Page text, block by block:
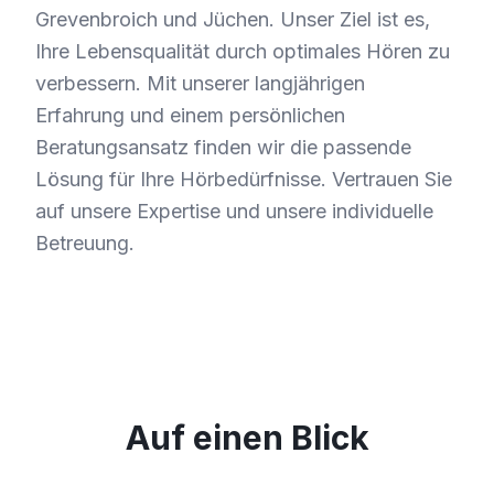
Grevenbroich und Jüchen. Unser Ziel ist es,
Ihre Lebensqualität durch optimales Hören zu
verbessern. Mit unserer langjährigen
Erfahrung und einem persönlichen
Beratungsansatz finden wir die passende
Lösung für Ihre Hörbedürfnisse. Vertrauen Sie
auf unsere Expertise und unsere individuelle
Betreuung.
Auf einen Blick